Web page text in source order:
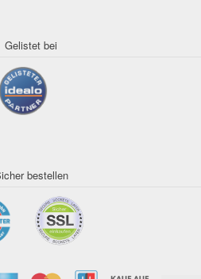
Gelistet bei
bestellen